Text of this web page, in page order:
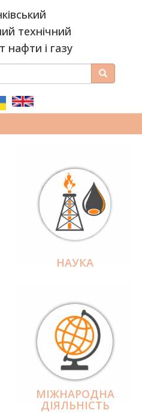
технічний
нафти і газу
Пошук
НАУКА
МІЖНАРОДНА
ДІЯЛЬНІCТЬ